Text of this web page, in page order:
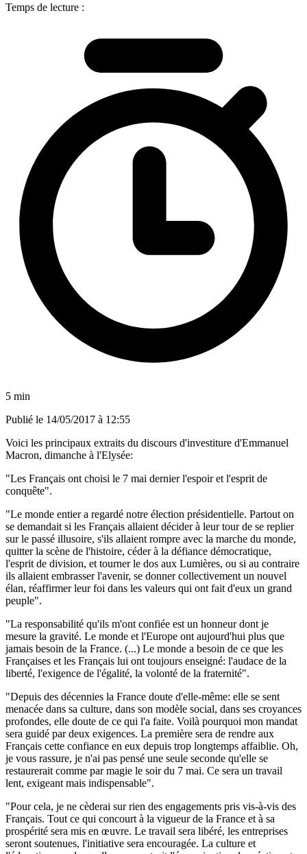
Temps de lecture :
5 min
Publié le 14/05/2017 à 12:55
Voici les principaux extraits du discours d'investiture d'Emmanuel
Macron, dimanche à l'Elysée:
"Les Français ont choisi le 7 mai dernier l'espoir et l'esprit de
conquête".
"Le monde entier a regardé notre élection présidentielle. Partout on
se demandait si les Français allaient décider à leur tour de se replier
sur le passé illusoire, s'ils allaient rompre avec la marche du monde,
quitter la scène de l'histoire, céder à la défiance démocratique,
l'esprit de division, et tourner le dos aux Lumières, ou si au contraire
ils allaient embrasser l'avenir, se donner collectivement un nouvel
élan, réaffirmer leur foi dans les valeurs qui ont fait d'eux un grand
peuple".
"La responsabilité qu'ils m'ont confiée est un honneur dont je
mesure la gravité. Le monde et l'Europe ont aujourd'hui plus que
jamais besoin de la France. (...) Le monde a besoin de ce que les
Françaises et les Français lui ont toujours enseigné: l'audace de la
liberté, l'exigence de l'égalité, la volonté de la fraternité".
"Depuis des décennies la France doute d'elle-même: elle se sent
menacée dans sa culture, dans son modèle social, dans ses croyances
profondes, elle doute de ce qui l'a faite. Voilà pourquoi mon mandat
sera guidé par deux exigences. La première sera de rendre aux
Français cette confiance en eux depuis trop longtemps affaiblie. Oh,
je vous rassure, je n'ai pas pensé une seule seconde qu'elle se
restaurerait comme par magie le soir du 7 mai. Ce sera un travail
lent, exigeant mais indispensable".
"Pour cela, je ne cèderai sur rien des engagements pris vis-à-vis des
Français. Tout ce qui concourt à la vigueur de la France et à sa
prospérité sera mis en œuvre. Le travail sera libéré, les entreprises
seront soutenues, l'initiative sera encouragée. La culture et